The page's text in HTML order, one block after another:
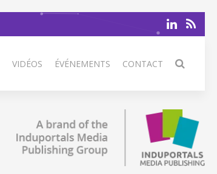
VIDÉOS ÉVÉNEMENTS CONTACT